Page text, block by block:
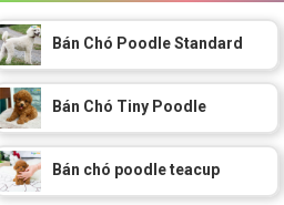
Bán Chó Poodle Standard
Bán Chó Tiny Poodle
Bán chó poodle teacup